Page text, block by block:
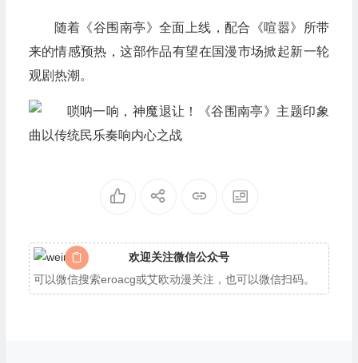
随着《谷围南亭》全面上线，配合《喧嚣》所带
来的情感预热，这部作品有望在国漫市场掀起新一轮
观剧热潮。
欢迎关注微信公众号
可以微信搜索eroacg或艾欧动漫关注，也可以微信扫码。